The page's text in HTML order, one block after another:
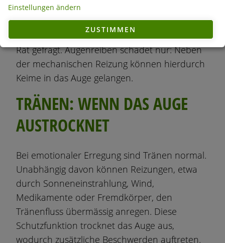
Allergien, eine Bindehautentzündung oder
Infektionen können sich mit einem Jucken der
Augen bemerkbar machen. Hier ist ärztlicher
Rat gefragt. Augenreiben schadet nur: Neben
der mechanischen Reizung können hierdurch
Keime in das Auge gelangen.
TRÄNEN: WENN DAS AUGE
AUSTROCKNET
Bei emotionaler Erregung sind Tränen normal.
Unabhängig davon können Reizungen, etwa
durch Sonneneinstrahlung, Wind,
Medikamente oder Fremdkörper, den
Tränenfluss übermässig anregen. Diese
Schutzfunktion trocknet das Auge aus,
wodurch zusätzliche Beschwerden auftreten.
Einstellungen ändern
ZUSTIMMEN